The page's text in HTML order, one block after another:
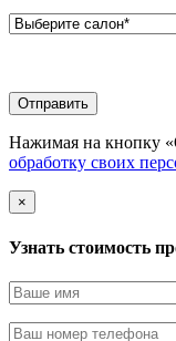
Нажимая на кнопку
обработку своих
×
Узнать стоимоcть